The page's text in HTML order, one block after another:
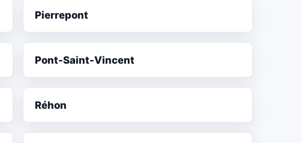
Pierrepont
Pont-Saint-Vincent
Réhon